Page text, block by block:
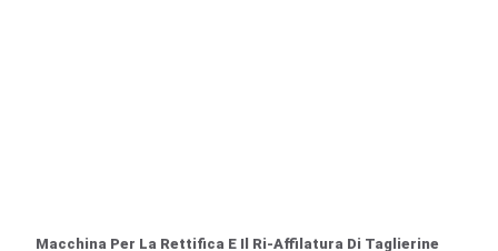
Macchina Per La Rettifica E Il Ri-Affilatura Di Taglierine